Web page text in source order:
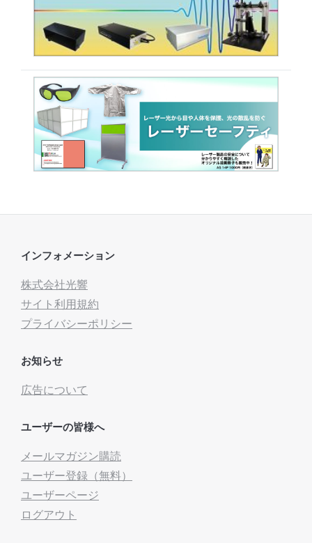
インフォメーション
株式会社光響
サイト利用規約
プライバシーポリシー
お知らせ
広告について
ユーザーの皆様へ
メールマガジン購読
ユーザー登録（無料）
ユーザーページ
ログアウト